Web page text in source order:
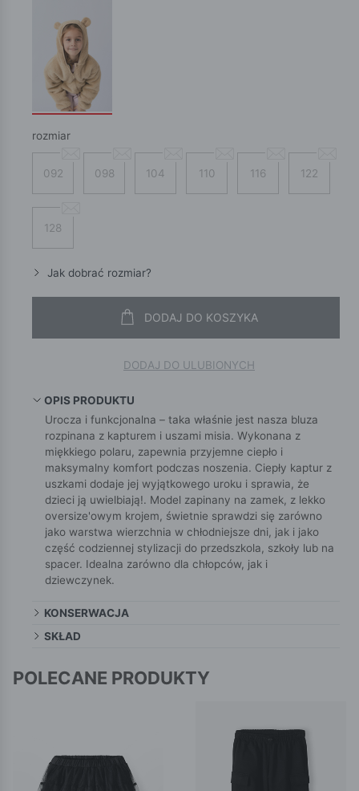
rozmiar
092 098 104 110 116 122
128
Jak dobrać rozmiar?
DODAJ DO KOSZYKA
DODAJ DO ULUBIONYCH
OPIS PRODUKTU
Urocza i funkcjonalna – taka właśnie jest nasza bluza
rozpinana z kapturem i uszami misia. Wykonana z
miękkiego polaru, zapewnia przyjemne ciepło i
maksymalny komfort podczas noszenia. Ciepły kaptur z
uszkami dodaje jej wyjątkowego uroku i sprawia, że
dzieci ją uwielbiają!. Model zapinany na zamek, z lekko
oversize'owym krojem, świetnie sprawdzi się zarówno
jako warstwa wierzchnia w chłodniejsze dni, jak i jako
część codziennej stylizacji do przedszkola, szkoły lub na
spacer. Idealna zarówno dla chłopców, jak i
dziewczynek.
KONSERWACJA
SKŁAD
POLECANE PRODUKTY